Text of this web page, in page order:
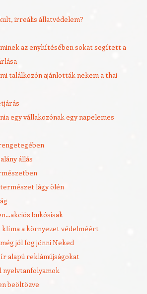
irreális állatvédelem?
az enyhítésében sokat segített a
találkozón ajánlották nekem a thai
egy vállakozónak egy napelemes
állás
lágy ölén
bukósisak
a környezet védelméért
jól fog jönni Neked
alapú reklámújságokat
nyelvtanfolyamok
beöltözve